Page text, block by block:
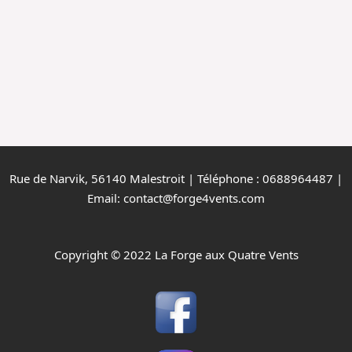
Rue de Narvik, 56140 Malestroit | Téléphone : 0688964487 |
Email: contact@forge4vents.com
Copyright © 2022 La Forge aux Quatre Vents